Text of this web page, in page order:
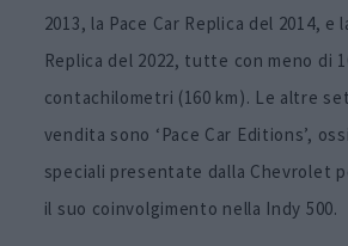
2013, la Pace Car Replica del 2014, e
Replica del 2022, tutte con meno di
contachilometri (160 km). Le altre
vendita sono ‘Pace Car Editions’,
speciali presentate dalla Chevrolet
il suo coinvolgimento nella Indy 500.